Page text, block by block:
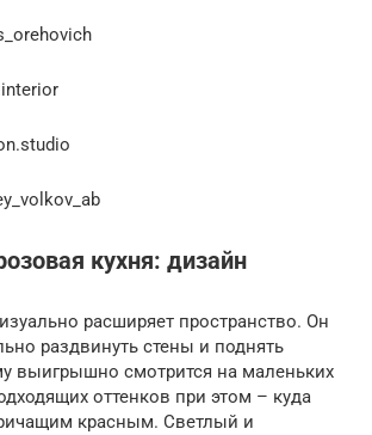
кухня: дизайн
расширяет пространство. Он
раздвинуть стены и поднять
выигрышно смотрится на маленьких
оттенков при этом – куда
красным. Светлый и